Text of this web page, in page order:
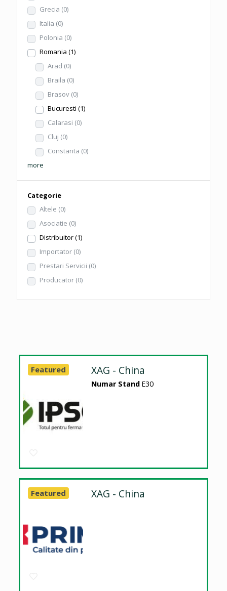
Grecia (0)
Italia (0)
Polonia (0)
Romania (1)
Arad (0)
Braila (0)
Brasov (0)
Bucuresti (1)
Calarasi (0)
Cluj (0)
Constanta (0)
more
Categorie
Altele (0)
Asociatie (0)
Distribuitor(1)
Importator (0)
Prestari Servicii (0)
Producator (0)
XAG - China
Numar Stand E30
Featured
XAG - China
Featured